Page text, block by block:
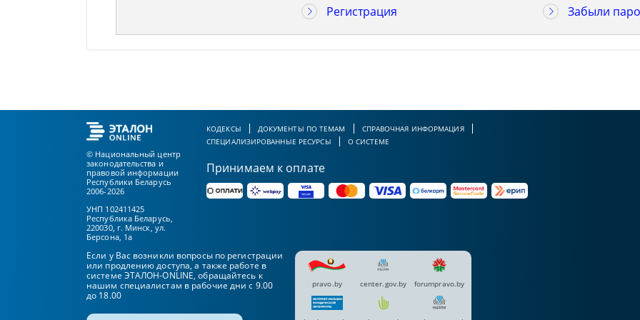
Регистрация Забыли
© Национальный центр
законодательства и
правовой информации
Республики Беларусь
2006-2026
УНП 102411425
Республика Беларусь,
220030, г. Минск, ул.
Берсона, 1а
КОДЕКСЫ ДОКУМЕНТЫ ПО ТЕМАМ
СПРАВОЧНАЯ ИНФОРМАЦИЯ
СПЕЦИАЛИЗИРОВАННЫЕ РЕСУРСЫ
О СИСТЕМЕ
Принимаем к оплате
Если у Вас возникли вопросы по регистрации
или продлению доступа, а также работе в
системе ЭТАЛОН-ONLINE, обращайтесь к
нашим специалистам в рабочие дни с 9.00
до 18.00
pravo.by center.gov.by forumpravo.by